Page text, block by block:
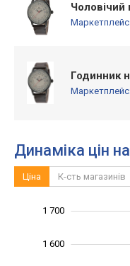
Чоловічий
Годинник
Динаміка цін
Ціна К-сть магазинів
1 600
1 700